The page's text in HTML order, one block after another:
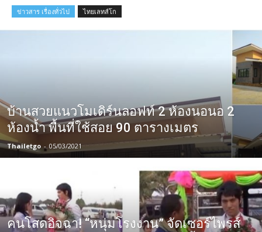
ข่าวสาร เรื่องทั่วไป ไทยเลทส์โก
บ้านสวยแนวโมเดิร์นลอฟท์ 2 ห้องนอนอ 2
ห้องน้ำ พื้นที่ใช้สอย 90 ตารางเมตร
Thailetgo - 05/03/2021
คนโสดอิจฉา! “หนุ่มโรงงาน” จัดเซอร์ไพรส์